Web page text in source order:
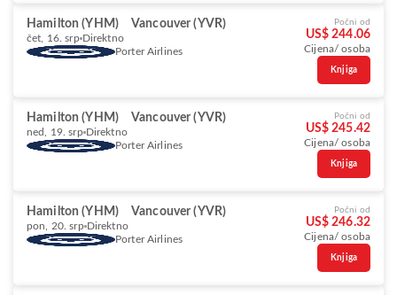
Hamilton (YHM) Vancouver (YVR)
čet, 16. srp Direktno
Porter Airlines
Počni od
US$ 244.06
Cijena/ osoba
Knjiga
Hamilton (YHM) Vancouver (YVR)
ned, 19. srp Direktno
Porter Airlines
Počni od
US$ 245.42
Cijena/ osoba
Knjiga
Hamilton (YHM) Vancouver (YVR)
pon, 20. srp Direktno
Porter Airlines
Počni od
US$ 246.32
Cijena/ osoba
Knjiga